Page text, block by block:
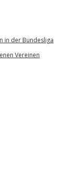
in der Bundesliga
Vereinen